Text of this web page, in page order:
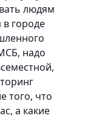
людям
в городе
надо
того, что
а какие